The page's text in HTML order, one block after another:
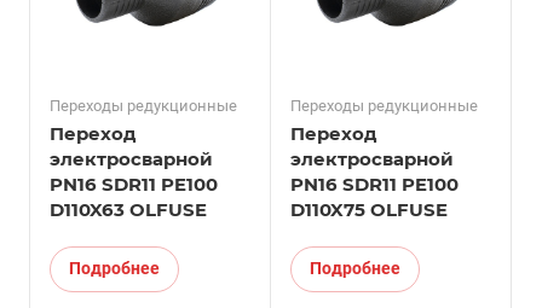
Переходы редукционные
Переход
электросварной
PN16 SDR11 PE100
D110X63 OLFUSE
Подробнее
Переходы редукционные
Переход
электросварной
PN16 SDR11 PE100
D110X75 OLFUSE
Подробнее